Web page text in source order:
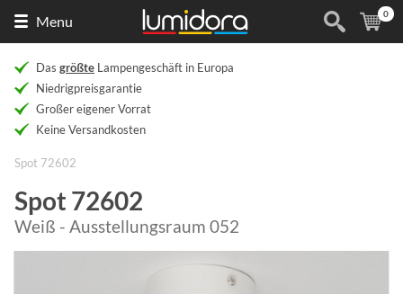
Menu (
0
Das größte Lampengeschäft in Europa
Niedrigpreisgarantie
Großer eigener Vorrat
Keine Versandkosten
Spot 72602
Spot 72602
Weiß - Ausstellungsraum 052